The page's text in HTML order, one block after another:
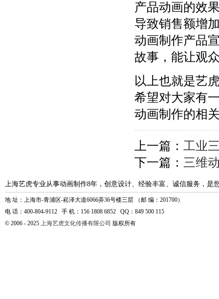
产品动画的效
导致销售额增
动画制作产品
故事，能让观
以上也就是艺
希望对大家有
动画制作的相
上一篇： 工业
下一篇： 三维
上海艺虎专业从事动画制作8年，创意设计、经验丰富、诚信服务，是
地 址：上海市-青浦区-崧泽大道6066弄36号楼三层 （邮 编：201700）
电 话：400-804-9112 手 机：156 1808 6852 QQ：849 500 115
© 2006 - 2025 上海艺虎文化传播有限公司 版权所有